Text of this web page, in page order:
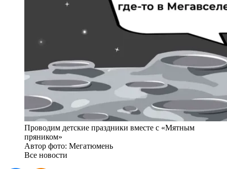
Проводим детские праздники вместе с «Мятным
пряником»
Автор фото: Мегатюмень
Все новости